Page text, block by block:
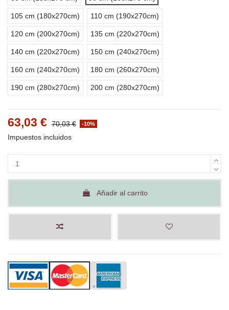
105 cm (180x270cm) 110 cm (190x270cm)
120 cm (200x270cm) 135 cm (220x270cm)
140 cm (220x270cm) 150 cm (240x270cm)
160 cm (240x270cm) 180 cm (260x270cm)
190 cm (280x270cm) 200 cm (280x270cm)
63,03 € 70,03 € -10%
Impuestos incluidos
Añadir al carrito